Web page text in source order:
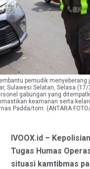
pemudik
Sulawesi Selatan, Selasa
gabungan yang
keamanan serta
Padda/tom. (ANTARA
IVOOX.id –
Tugas Humas
situasi kamtibmas